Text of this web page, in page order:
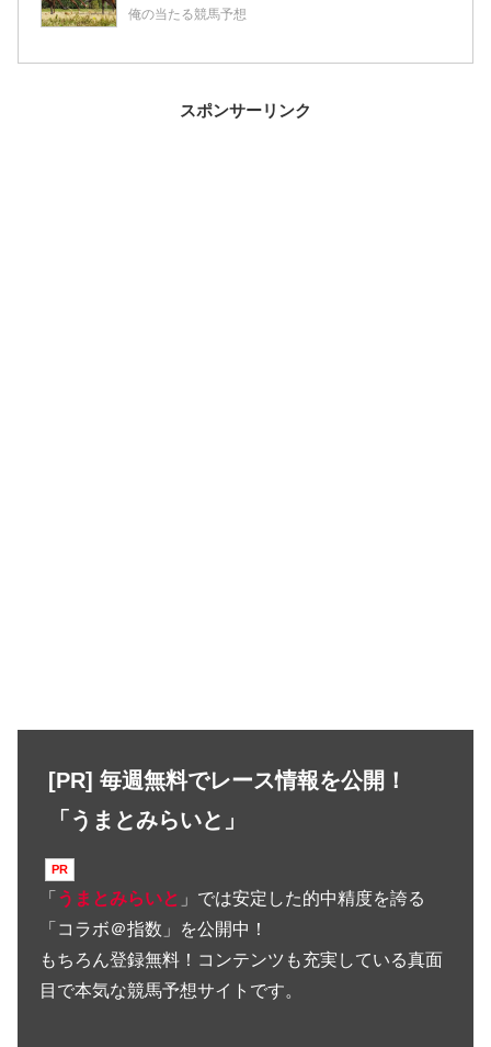
2歳情報
俺の当たる競馬予想
スポンサーリンク
[PR] 毎週無料でレース情報を公開！
「うまとみらいと」
「 うまとみらいと 」では安定した的中精度を誇る
「コラボ＠指数」を公開中！
もちろん登録無料！コンテンツも充実している真面
目で本気な競馬予想サイトです。